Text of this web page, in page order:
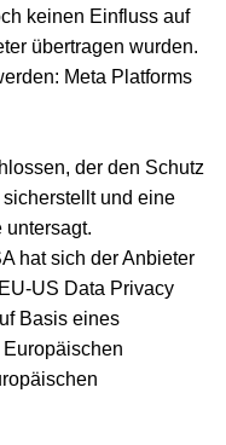
keinen Einfluss auf
übertragen wurden.
Meta Platforms
der den Schutz
und eine
untersagt.
hat sich der Anbieter
US Data Privacy
Basis eines